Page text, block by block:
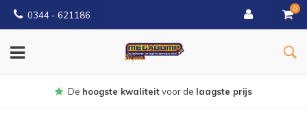
0344 - 621186
0
Gratisbezorgd vanaf € 150